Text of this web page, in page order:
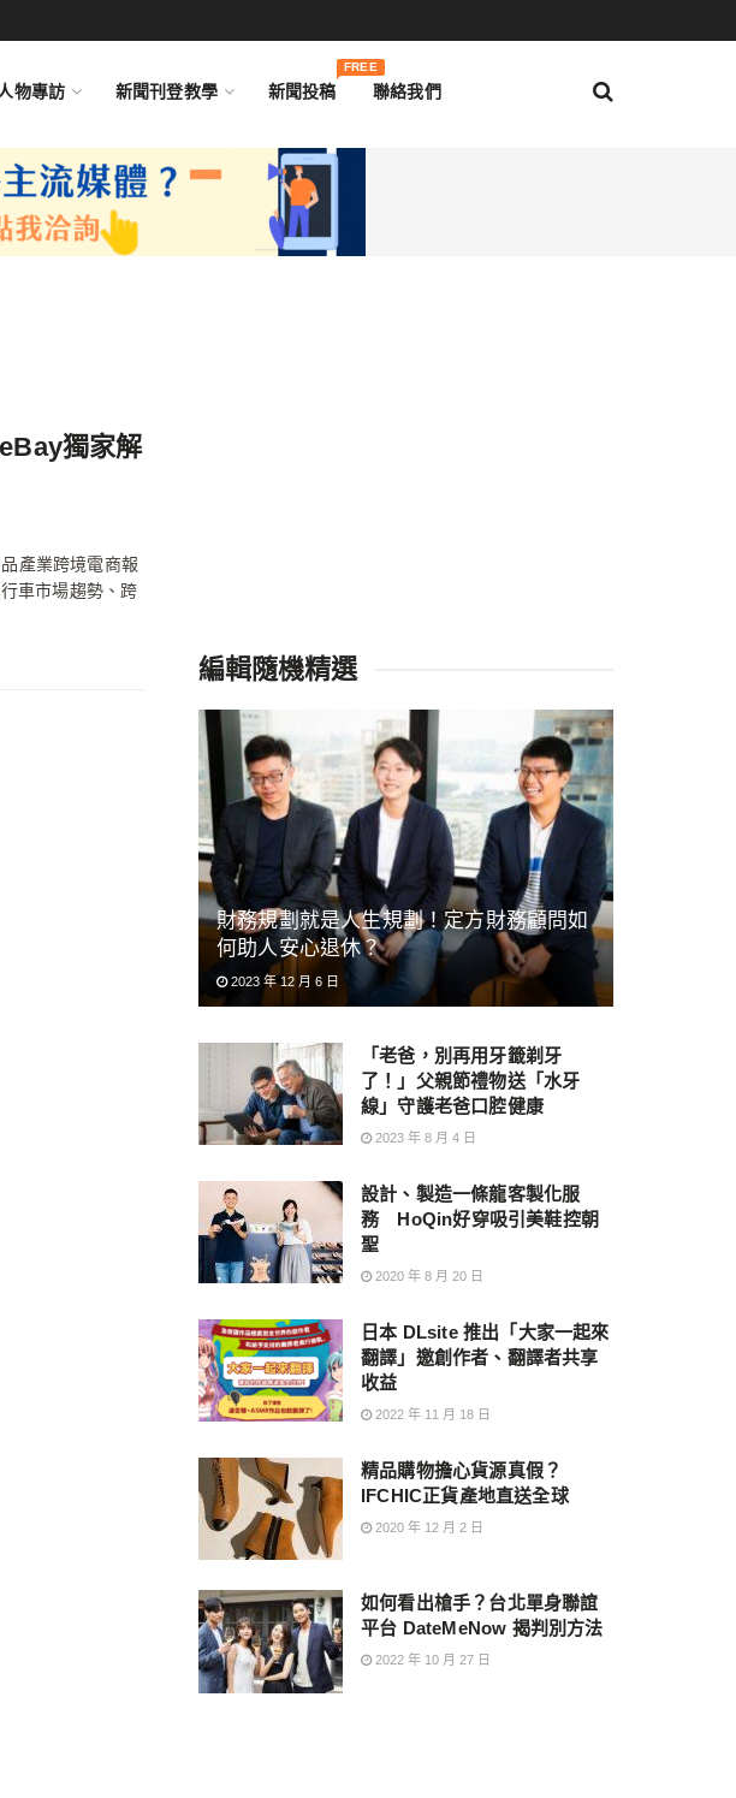
人物專訪 新聞刊登教學 新聞投稿
FREE
聯絡我們
獨家解
產業跨境電商報
車市場趨勢、跨
編輯隨機精選
財務規劃就是人生規劃！定方財務顧問如
何助人安心退休？
2023 年 12 月 6 日
「老爸，別再用牙籤剃牙
了！」父親節禮物送「水牙
線」守護老爸口腔健康
2023 年 8 月 4 日
設計、製造一條龍客製化服
務 HoQin好穿吸引美鞋控朝
聖
2020 年 8 月 20 日
日本 DLsite 推出「大家一起來
翻譯」邀創作者、翻譯者共享
收益
2022 年 11 月 18 日
精品購物擔心貨源真假？
IFCHIC正貨產地直送全球
2020 年 12 月 2 日
如何看出槍手？台北單身聯誼
平台 DateMeNow 揭判別方法
2022 年 10 月 27 日